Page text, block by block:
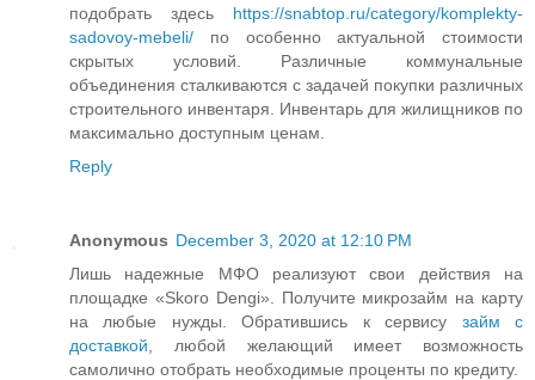
подобрать здесь https://snabtop.ru/category/komplekty-
sadovoy-mebeli/ по особенно актуальной стоимости
скрытых условий. Различные коммунальные
объединения сталкиваются с задачей покупки различных
строительного инвентаря. Инвентарь для жилищников по
максимально доступным ценам.
Reply
Anonymous December 3, 2020 at 12:10 PM
Лишь надежные МФО реализуют свои действия на
площадке «Skoro Dengi». Получите микрозайм на карту
на любые нужды. Обратившись к сервису займ с
доставкой , любой желающий имеет возможность
самолично отобрать необходимые проценты по кредиту.